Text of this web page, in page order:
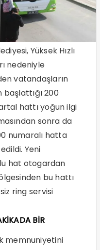
Yüksek Hızlı
nedeniyle
vatandaşların
200
hattı yoğun ilgi
sonra da
numaralı hatta
Yeni
hat otogardan
bu hattı
ring servisi
BİR
memnuniyetini